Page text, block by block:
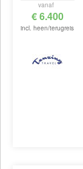
vanaf
€ 6.400
incl. heen/terugreis